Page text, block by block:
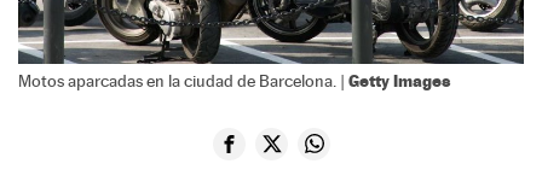
Motos aparcadas en la ciudad de Barcelona. | Getty Images